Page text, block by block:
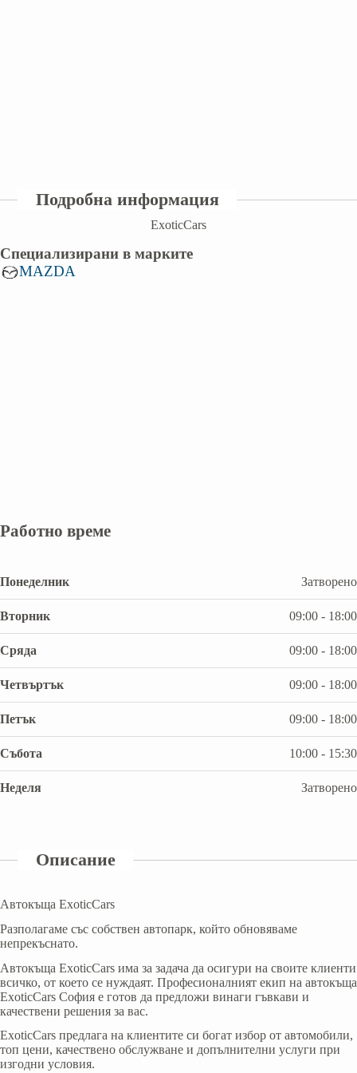
Подробна информация
ExoticCars
Специализирани в марките
MAZDA
Работно време
Понеделник Затворено
Вторник 09:00 - 18:00
Сряда 09:00 - 18:00
Четвъртък 09:00 - 18:00
Петък 09:00 - 18:00
Събота 10:00 - 15:30
Неделя Затворено
Описание
Автокъща ExoticCars
Разполагаме със собствен автопарк, който обновяваме
непрекъснато.
Aвтокъща ExoticCars има за задача да осигури на своите клиенти
всичко, от което се нуждаят. Професионалният екип на автокъща
ExoticCars София е готов да предложи винаги гъвкави и
качествени решения за вас.
ExoticCars предлага на клиентите си богат избор от автомобили,
топ цени, качествено обслужване и допълнителни услуги при
изгодни условия.